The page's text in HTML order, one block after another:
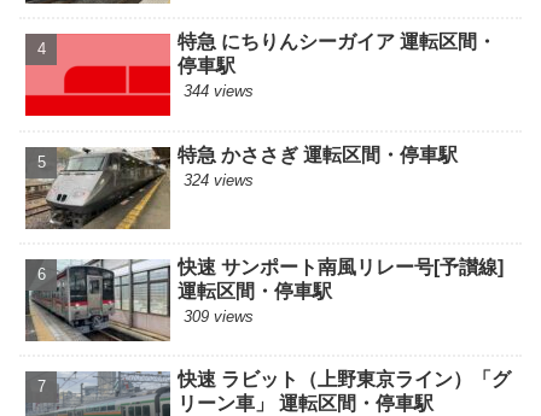
特急 にちりんシーガイア 運転区間・
停車駅
344 views
特急 かささぎ 運転区間・停車駅
324 views
快速 サンポート南風リレー号[予讃線]
運転区間・停車駅
309 views
快速 ラビット（上野東京ライン）「グ
リーン車」 運転区間・停車駅